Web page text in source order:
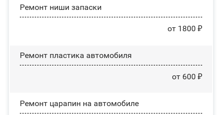
Ремонт ниши запаски
от 1800 ₽
Ремонт пластика автомобиля
от 600 ₽
Ремонт царапин на автомобиле